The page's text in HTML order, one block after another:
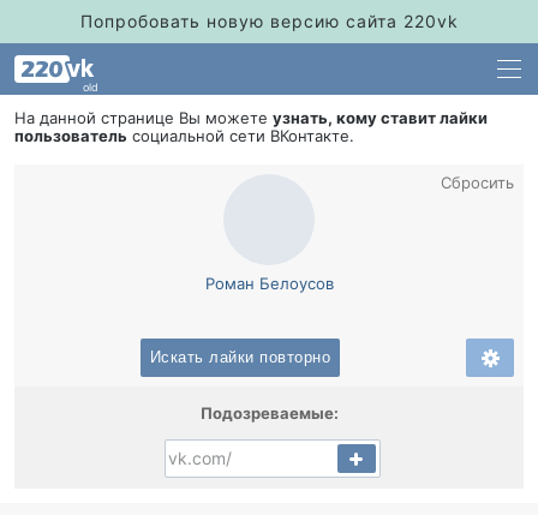
Попробовать новую версию сайта 220vk
old
На данной странице Вы можете узнать, кому ставит лайки
пользователь социальной сети ВКонтакте.
Роман Белоусо
Сбросить
Искать лайки повторно
Подозреваемые: